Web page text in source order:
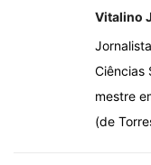
Vitalino
Ciências
mestre
(de